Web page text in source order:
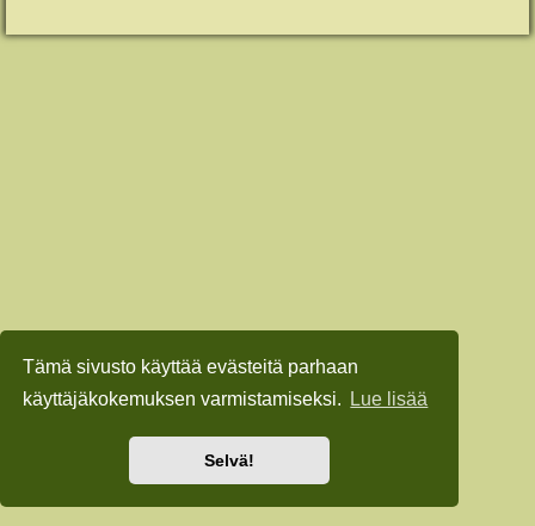
Tämä sivusto käyttää evästeitä parhaan
käyttäjäkokemuksen varmistamiseksi.
Lue lisää
Selvä!